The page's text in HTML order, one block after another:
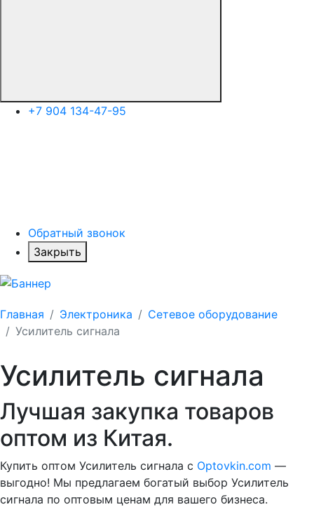
+7 904 134-47-95
Обратный звонок
Закрыть
Главная Электроника
Сетевое оборудование
Усилитель сигнала
Усилитель сигнала
Лучшая закупка товаров
оптом из Китая.
Купить оптом Усилитель сигнала с Optovkin.com —
выгодно! Мы предлагаем богатый выбор Усилитель
сигнала по оптовым ценам для вашего бизнеса.